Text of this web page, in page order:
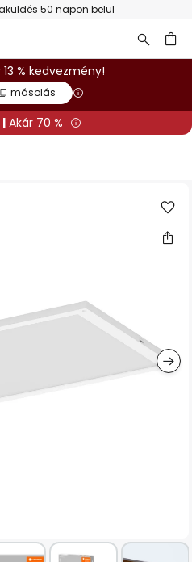
50 napon belül
13 % kedvezmény!
másolás
| Akár 70 %